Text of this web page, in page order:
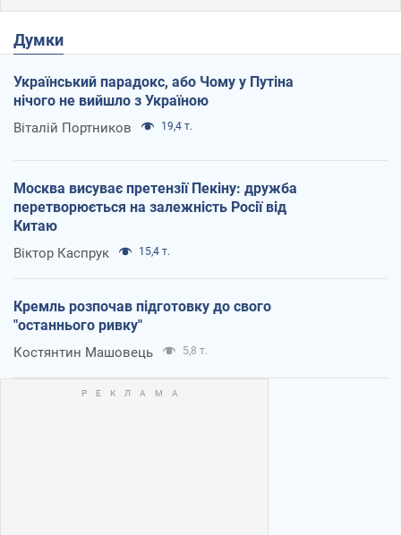
Думки
Український парадокс, або Чому у Путіна
нічого не вийшло з Україною
Віталій Портников 19,4 т.
Москва висуває претензії Пекіну: дружба
перетворюється на залежність Росії від
Китаю
Віктор Каспрук 15,4 т.
Кремль розпочав підготовку до свого
"останнього ривку"
Костянтин Машовець 5,8 т.